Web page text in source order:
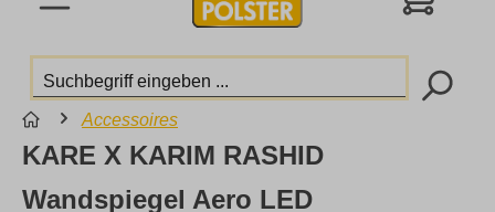
Accessoires
KARE X KARIM RASHID
Wandspiegel Aero LED